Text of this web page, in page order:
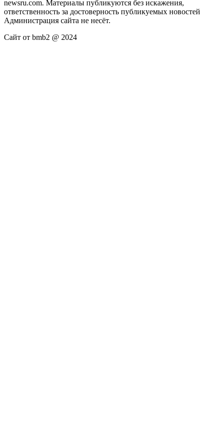
newsru.com. Материалы публикуются без искажения,
ответственность за достоверность публикуемых новостей
Администрация сайта не несёт.
Сайт от bmb2 @ 2024